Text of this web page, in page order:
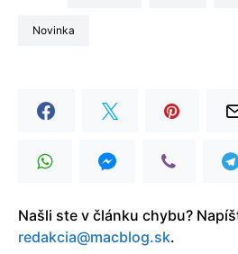
Novinka
Našli ste v článku chybu?
redakcia@macblog.sk.